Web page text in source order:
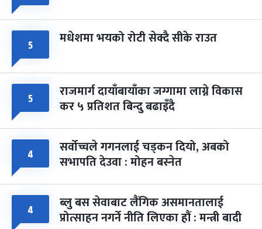
५ मधेशमा भयको रोटी सेक्दै सीके राउत
५ राजमार्ग दायाँबायाँका जग्गामा लाग्ने विकास
कर ५ प्रतिशत बिन्दु बढाइँदै
४ सर्वोच्चले गगनलाई चड्कन दियो, अबको
सभापति देउवा : मोहन बस्नेत
४ ब्लु बस सेवाबाट लैंगिक असमानतालाई
प्रोत्साहन नगर्ने नीति लिएका हौं : मन्त्री बादी